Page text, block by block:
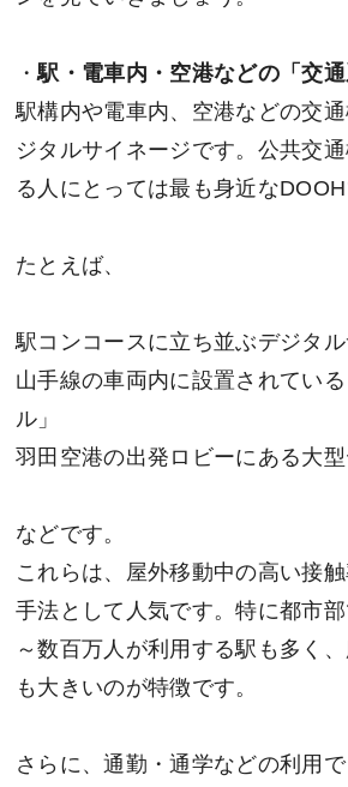
・駅・電車内・空港などの「交通
駅構内や電車内、空港などの交
ジタルサイネージです。公共交
る人にとっては最も身近なDOOH
たとえば、
駅コンコースに立ち並ぶデジタ
山手線の車両内に設置されてい
ル」
羽田空港の出発ロビーにある大
などです。
これらは、屋外移動中の高い接
手法として人気です。特に都市
～数百万人が利用する駅も多く
も大きいのが特徴です。
さらに、通勤・通学などの利用